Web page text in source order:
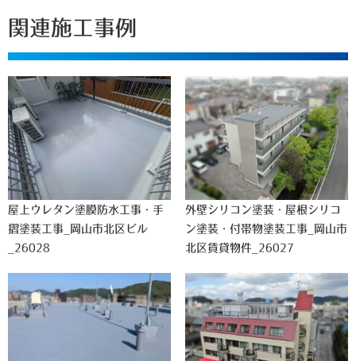
関連施工事例
屋上ウレタン塗膜防水工事・手
摺塗装工事_岡山市北区ビル
_26028
外壁シリコン塗装・屋根シリコ
ン塗装・付帯物塗装工事_岡山市
北区賃貸物件_26027